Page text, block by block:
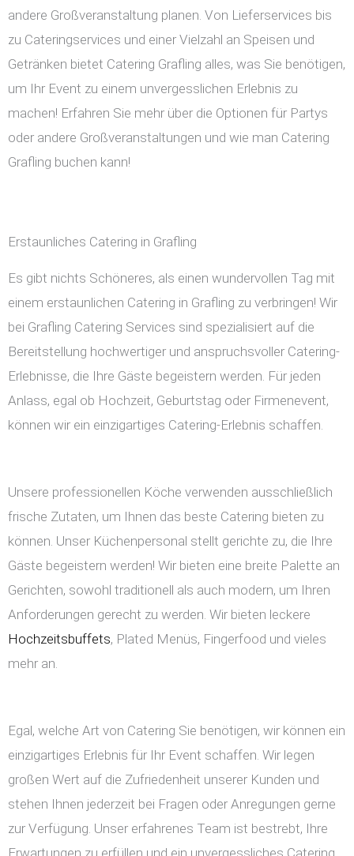
andere Großveranstaltung planen. Von Lieferservices bis
zu Cateringservices und einer Vielzahl an Speisen und
Getränken bietet Catering Grafling alles, was Sie benötigen,
um Ihr Event zu einem unvergesslichen Erlebnis zu
machen! Erfahren Sie mehr über die Optionen für Partys
oder andere Großveranstaltungen und wie man Catering
Grafling buchen kann!
Erstaunliches Catering in Grafling
Es gibt nichts Schöneres, als einen wundervollen Tag mit
einem erstaunlichen Catering in Grafling zu verbringen! Wir
bei Grafling Catering Services sind spezialisiert auf die
Bereitstellung hochwertiger und anspruchsvoller Catering-
Erlebnisse, die Ihre Gäste begeistern werden. Für jeden
Anlass, egal ob Hochzeit, Geburtstag oder Firmenevent,
können wir ein einzigartiges Catering-Erlebnis schaffen.
Unsere professionellen Köche verwenden ausschließlich
frische Zutaten, um Ihnen das beste Catering bieten zu
können. Unser Küchenpersonal stellt gerichte zu, die Ihre
Gäste begeistern werden! Wir bieten eine breite Palette an
Gerichten, sowohl traditionell als auch modern, um Ihren
Anforderungen gerecht zu werden. Wir bieten leckere
Hochzeitsbuffets, Plated Menüs, Fingerfood und vieles
mehr an.
Egal, welche Art von Catering Sie benötigen, wir können ein
einzigartiges Erlebnis für Ihr Event schaffen. Wir legen
großen Wert auf die Zufriedenheit unserer Kunden und
stehen Ihnen jederzeit bei Fragen oder Anregungen gerne
zur Verfügung. Unser erfahrenes Team ist bestrebt, Ihre